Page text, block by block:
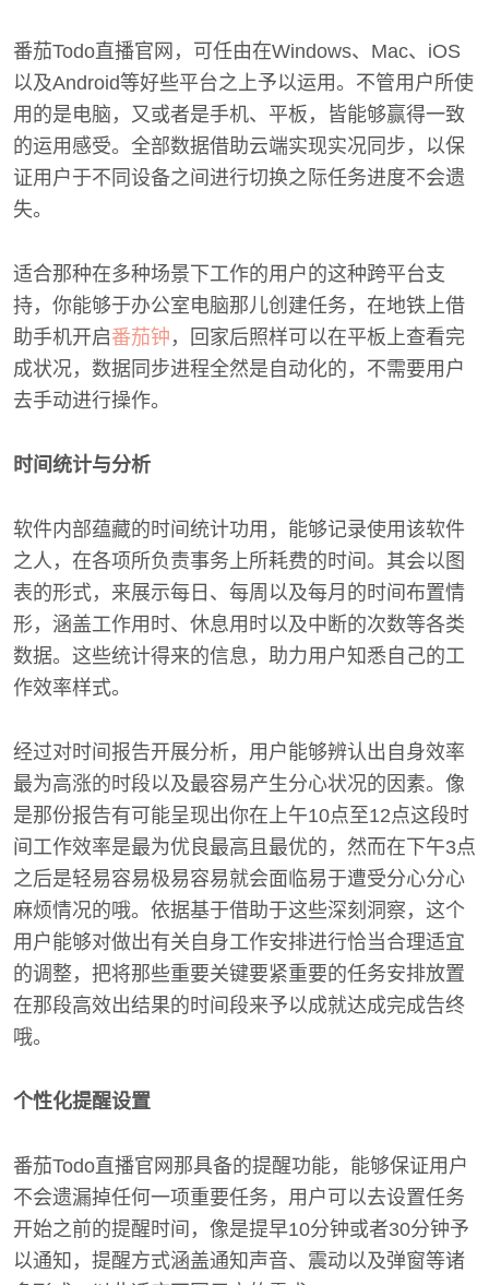
番茄Todo直播官网，可任由在Windows、Mac、iOS
以及Android等好些平台之上予以运用。不管用户所使
用的是电脑，又或者是手机、平板，皆能够赢得一致
的运用感受。全部数据借助云端实现实况同步，以保
证用户于不同设备之间进行切换之际任务进度不会遗
失。
适合那种在多种场景下工作的用户的这种跨平台支
持，你能够于办公室电脑那儿创建任务，在地铁上借
助手机开启番茄钟 ，回家后照样可以在平板上查看完
成状况，数据同步进程全然是自动化的，不需要用户
去手动进行操作。
时间统计与分析
软件内部蕴藏的时间统计功用，能够记录使用该软件
之人，在各项所负责事务上所耗费的时间。其会以图
表的形式，来展示每日、每周以及每月的时间布置情
形，涵盖工作用时、休息用时以及中断的次数等各类
数据。这些统计得来的信息，助力用户知悉自己的工
作效率样式。
经过对时间报告开展分析，用户能够辨认出自身效率
最为高涨的时段以及最容易产生分心状况的因素。像
是那份报告有可能呈现出你在上午10点至12点这段时
间工作效率是最为优良最高且最优的，然而在下午3点
之后是轻易容易极易容易就会面临易于遭受分心分心
麻烦情况的哦。依据基于借助于这些深刻洞察，这个
用户能够对做出有关自身工作安排进行恰当合理适宜
的调整，把将那些重要关键要紧重要的任务安排放置
在那段高效出结果的时间段来予以成就达成完成告终
哦。
个性化提醒设置
番茄Todo直播官网那具备的提醒功能，能够保证用户
不会遗漏掉任何一项重要任务，用户可以去设置任务
开始之前的提醒时间，像是提早10分钟或者30分钟予
以通知，提醒方式涵盖通知声音、震动以及弹窗等诸